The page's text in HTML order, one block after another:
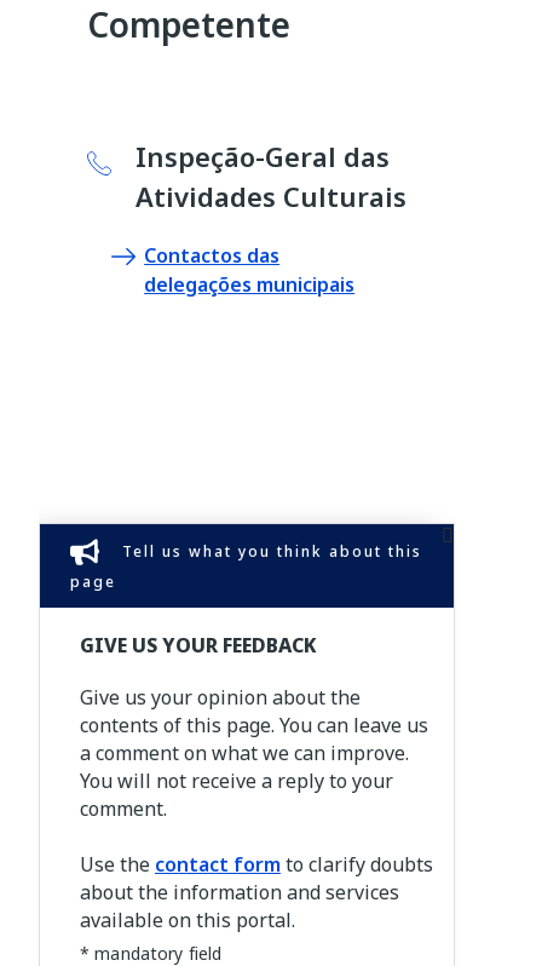
Competente
Inspeção-Geral das
Atividades Culturais
Contactos das
delegações municipais
Tell us what you think about this
page
GIVE US YOUR FEEDBACK
Give us your opinion about the
contents of this page. You can leave us
a comment on what we can improve.
You will not receive a reply to your
comment.
Use the contact form to clarify doubts
about the information and services
available on this portal.
* mandatory field